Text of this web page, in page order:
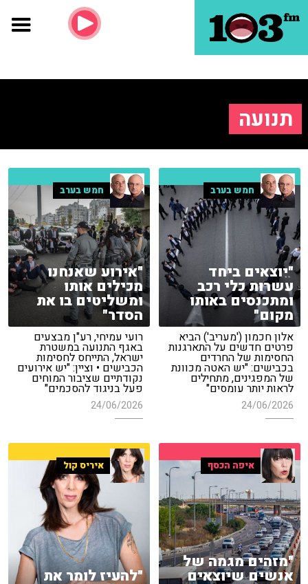
תנועה
חמש בערב
"יוצאים ביחד
עשרות כלי רכב
ומתכנסים באותו
מקום"
אלון חכמון ('מעריב') הביא
פרטים חדשים על התארגנות
החסימות של החרדים
בכבישים: "יש האטה מכוונת
של המפגינים, מתחילים
לראות יותר עומסים"
24/06/2026
חמש בערב
"אירוע שאנחנו
מכילים אותו
ומשליטים בו את
הסדר"
רועי עמיחי, רע"ן מבצעים
באגף התנועה במשטרת
ישראל, התייחס לחסימות
הכבישים • וציין: "יש אירועים
נקודתיים שציבור המוחים
פעל בניגוד להסכמים"
24/06/2026
איפה הכסף
"מזהים מגמה של
אנשים שיוצאים
איריס קול
"להעיז לומר את